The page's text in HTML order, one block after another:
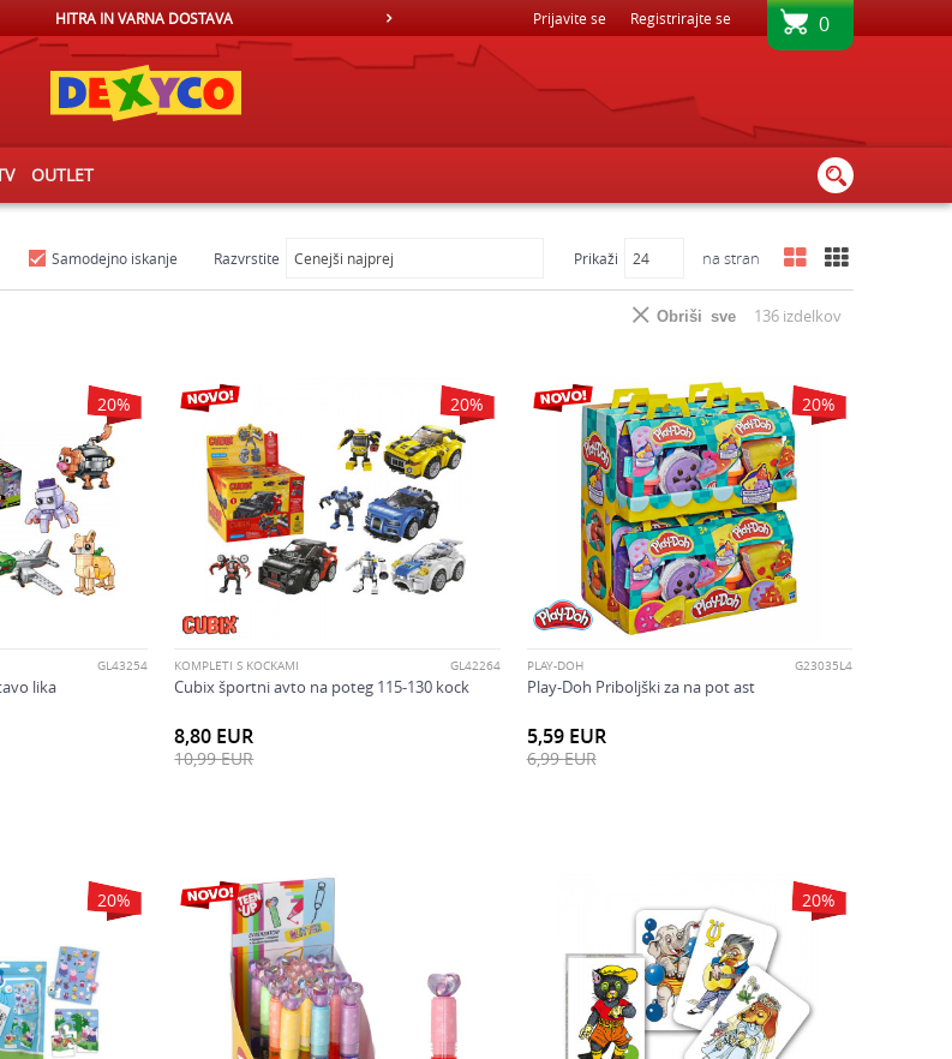
HITRA IN VARNA DOSTAVA BREZPLAČNA DOSTAVA - PRI NAKUPU NAD 45€ 0
Prijavite se Registrirajte se
OUTLET
Samodejno iskanje Razvrstite Prikaži na stran
136 izdelkov
Obriši sve
20%
GL43254
lika
20%
KOMPLETI S KOCKAMI GL42264
Cubix športni avto na poteg 115-130 kock
8,80 EUR
10,99EUR
20%
PLAY-DOH G23035L4
Play-Doh Priboljški za na pot ast
5,59 EUR
6,99EUR
20% 20%